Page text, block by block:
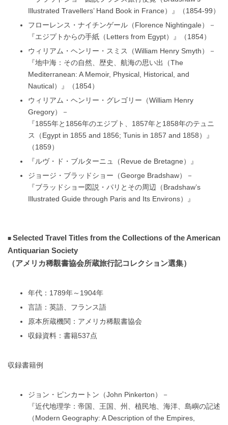
Illustrated Travellers’ Hand Book in France）』（1854-99）
フローレンス・ナイチンゲール（Florence Nightingale）－
『エジプトからの手紙（Letters from Egypt）』（1854）
ウィリアム・ヘンリー・スミス（William Henry Smyth）－
『地中海：その自然、歴史、航海の思い出（The
Mediterranean: A Memoir, Physical, Historical, and
Nautical）』（1854）
ウィリアム・ヘンリー・グレゴリー（William Henry
Gregory）－
『1855年と1856年のエジプト、1857年と1858年のテュニ
ス（Egypt in 1855 and 1856; Tunis in 1857 and 1858）』
（1859）
『ルヴ・ド・ブルターニュ（Revue de Bretagne）』
ジョージ・ブラッドショー（George Bradshaw）－
『ブラッドショー図説・パリとその周辺（Bradshaw’s
Illustrated Guide through Paris and Its Environs）』
Selected Travel Titles from the Collections of the American
Antiquarian Society
（アメリカ稀覯書協会所蔵旅行記コレクション選集）
年代：1789年～1904年
言語：英語、フランス語
原本所蔵機関：アメリカ稀覯書協会
収録資料：書籍537点
収録書籍例
ジョン・ピンカートン（John Pinkerton）－
『近代地理学：帝国、王国、州、植民地、海洋、島嶼の記述
（Modern Geography: A Description of the Empires,